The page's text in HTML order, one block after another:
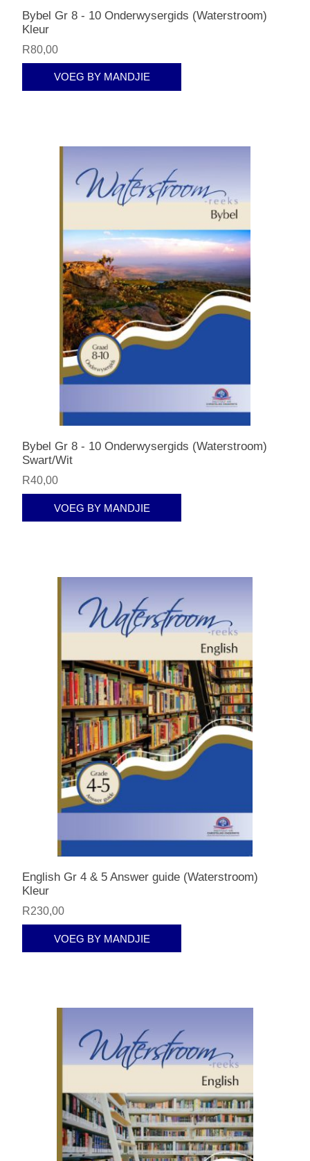
Bybel Gr 8 - 10 Onderwysergids (Waterstroom)
Kleur
R80,00
VOEG BY MANDJIE
Bybel Gr 8 - 10 Onderwysergids (Waterstroom)
Swart/Wit
R40,00
VOEG BY MANDJIE
English Gr 4 & 5 Answer guide (Waterstroom)
Kleur
R230,00
VOEG BY MANDJIE